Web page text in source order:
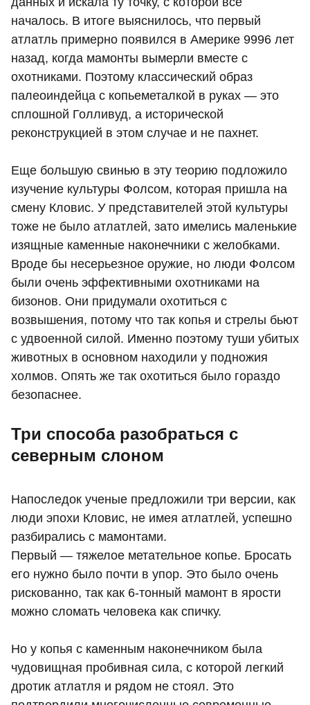
началось. В итоге выяснилось, что первый
атлатль примерно появился в Америке 9996 лет
назад, когда мамонты вымерли вместе с
охотниками. Поэтому классический образ
палеоиндейца с копьеметалкой в руках — это
сплошной Голливуд, а исторической
реконструкцией в этом случае и не пахнет.
Еще большую свинью в эту теорию подложило
изучение культуры Фолсом, которая пришла на
смену Кловис. У представителей этой культуры
тоже не было атлатлей, зато имелись маленькие
изящные каменные наконечники с желобками.
Вроде бы несерьезное оружие, но люди Фолсом
были очень эффективными охотниками на
бизонов. Они придумали охотиться с
возвышения, потому что так копья и стрелы бьют
с удвоенной силой. Именно поэтому туши убитых
животных в основном находили у подножия
холмов. Опять же так охотиться было гораздо
безопаснее.
Три способа разобраться с
северным слоном
Напоследок ученые предложили три версии, как
люди эпохи Кловис, не имея атлатлей, успешно
разбирались с мамонтами.
Первый — тяжелое метательное копье. Бросать
его нужно было почти в упор. Это было очень
рискованно, так как 6-тонный мамонт в ярости
можно сломать человека как спичку.
Но у копья с каменным наконечником была
чудовищная пробивная сила, с которой легкий
дротик атлатля и рядом не стоял. Это